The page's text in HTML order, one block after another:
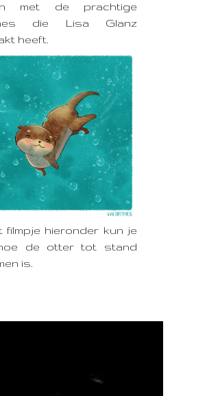
met de prachtige
die Lisa Glanz
heeft.
filmpje hieronder kun je
de otter tot stand
is.